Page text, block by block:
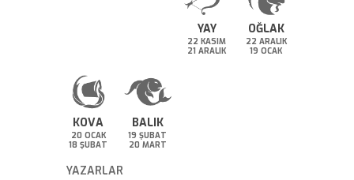
YAY
22 KASIM
21 ARALIK
OĞLAK
22 ARALIK
19 OCAK
KOVA
20 OCAK
18 ŞUBAT
BALIK
19 ŞUBAT
20 MART
YAZARLAR